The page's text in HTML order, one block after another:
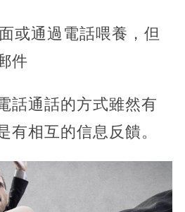
或通過電話喂養，但
件
話通話的方式雖然有
有相互的信息反饋。